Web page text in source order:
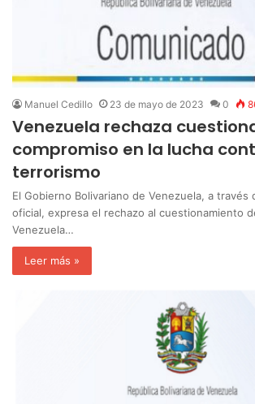
Manuel Cedillo 23 de mayo de 2023 0
Venezuela rechaza
compromiso en la lucha
terrorismo
El Gobierno Bolivariano de Venezuela, a través
oficial, expresa el rechazo al cuestionamiento
Venezuela…
Leer más »